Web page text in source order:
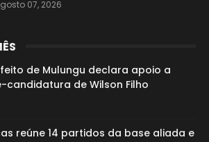
07, 2026
de Mulungu declara apoio a
candidatura de Wilson Filho
reúne 14 partidos da base aliada e